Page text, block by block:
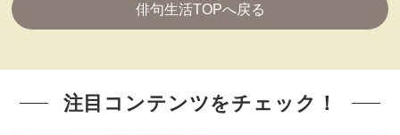
俳句生活TOPへ戻る
注目コンテンツをチェック！